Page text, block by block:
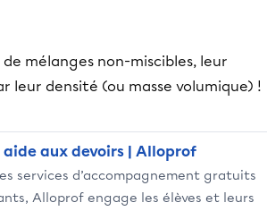
mélanges non-miscibles, leur
leur densité (ou masse volumique) !
aux devoirs | Alloprof
services d’accompagnement gratuits
Alloprof engage les élèves et leurs